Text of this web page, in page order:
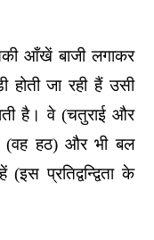
आँखें बाजी लगाकर
जा रही हैं उसी
है। वे (चतुराई और
हठ) और भी बल
प्रतिद्वन्द्विता के